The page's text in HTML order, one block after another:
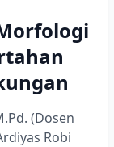
(Dosen
Robi